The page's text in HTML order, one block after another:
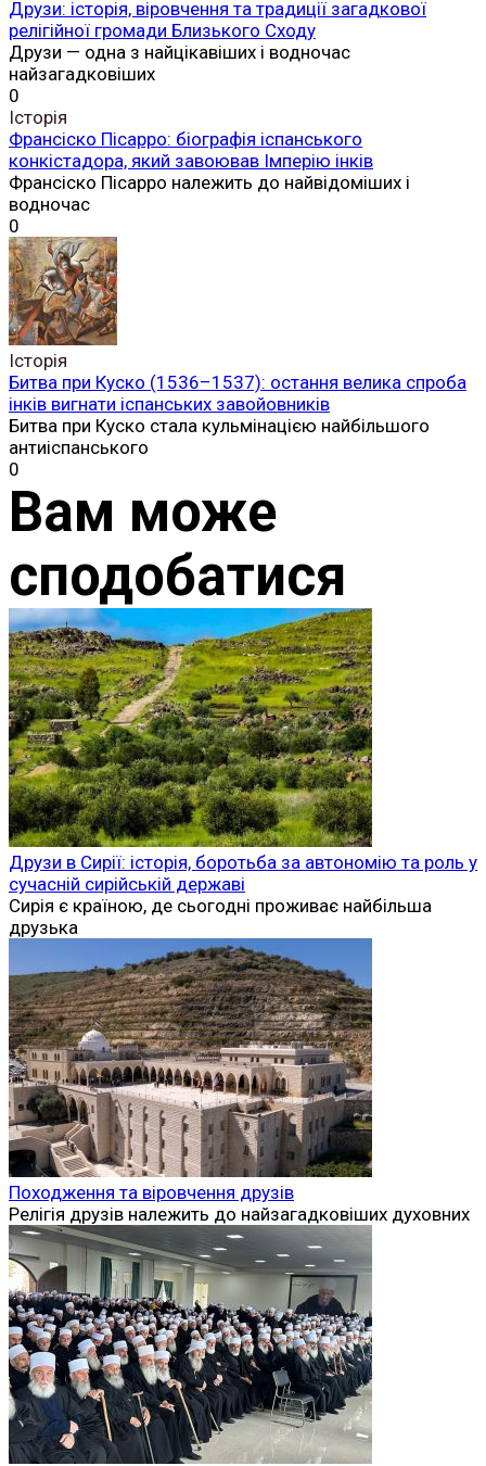
Друзи: історія, віровчення та традиції загадкової
релігійної громади Близького Сходу
Друзи — одна з найцікавіших і водночас
найзагадковіших
0
Історія
Франсіско Пісарро: біографія іспанського
конкістадора, який завоював Імперію інків
Франсіско Пісарро належить до найвідоміших і
водночас
0
Історія
Битва при Куско (1536–1537): остання велика спроба
інків вигнати іспанських завойовників
Битва при Куско стала кульмінацією найбільшого
антиіспанського
0
Вам може
сподобатися
Друзи в Сирії: історія, боротьба за автономію та роль у
сучасній сирійській державі
Сирія є країною, де сьогодні проживає найбільша
друзька
Походження та віровчення друзів
Релігія друзів належить до найзагадковіших духовних